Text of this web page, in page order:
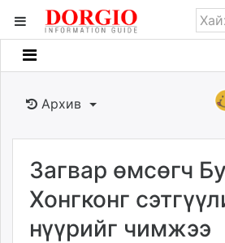
Мэдээллийн
Банк санхүү
Бизнес ААН
Төрийн
Нийслэлийн
dorgio.mn
Архив
Загвар өмсөгч
Хонгконг
нүүрийг чимжээ